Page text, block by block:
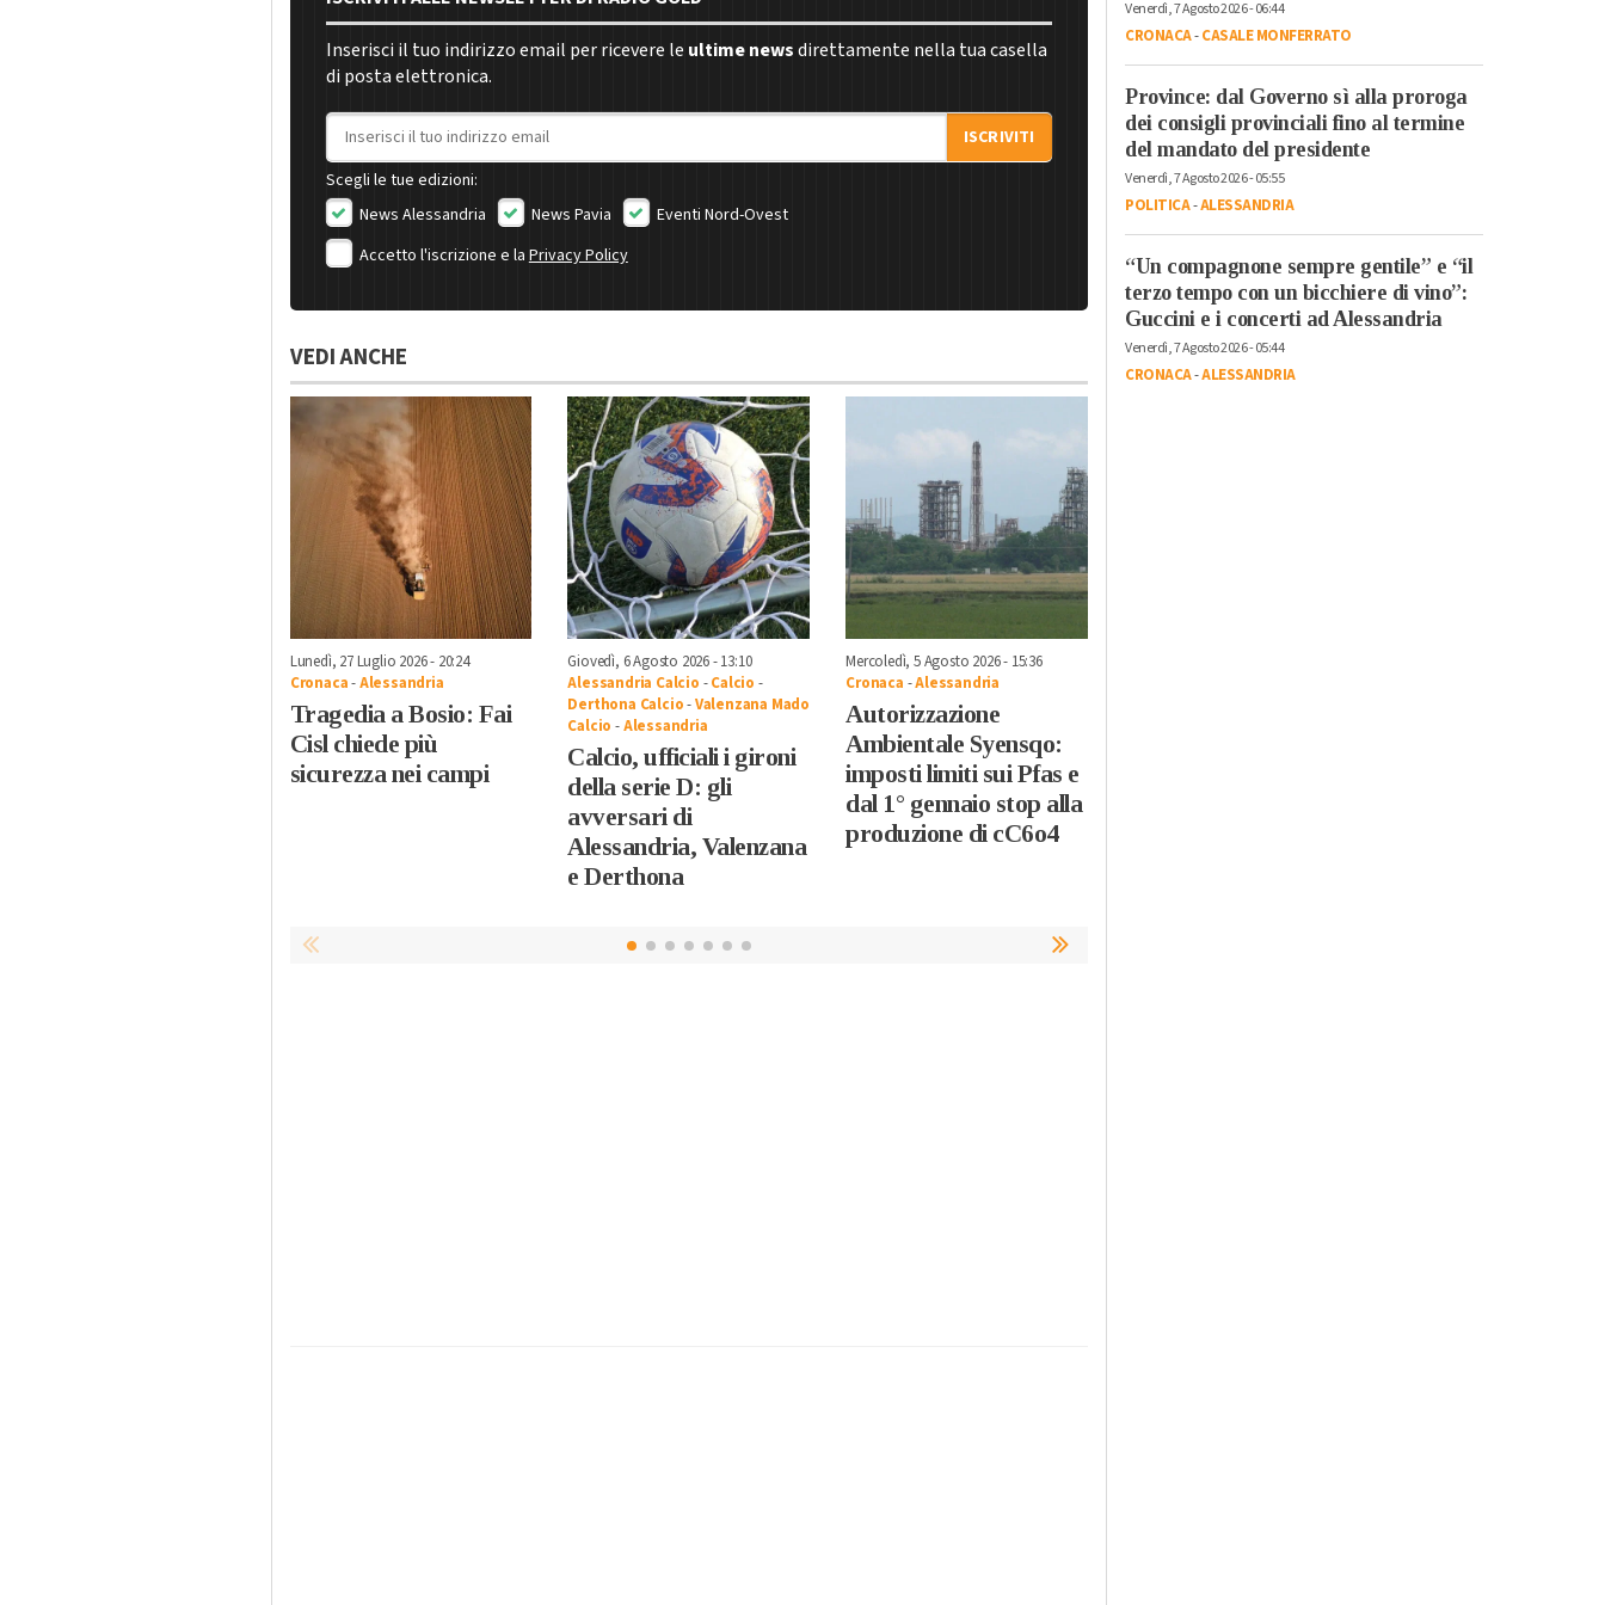
Inserisci il tuo indirizzo email per ricevere le ultime newsdirettamente nella tua casella
di posta elettronica.
Indirizzo email
ISCRIVITI
Scegli le tue edizioni:
News Alessandria
News Pavia
Eventi Nord-Ovest
Accetto l'iscrizione e laPrivacy Policy
VEDI ANCHE
Lunedì, 27 Luglio 2026 - 20:24
Cronaca-Alessandria
Tragedia a Bosio: Fai
Cisl chiede più
sicurezza nei campi
Giovedì, 6 Agosto 2026 - 13:10
Alessandria Calcio -Calcio -
Derthona Calcio-Valenzana Mado
Calcio -Alessandria
Calcio, ufficiali i gironi
della serie D: gli
avversari di
Alessandria, Valenzana
e Derthona
Mercoledì, 5 Agosto 2026 - 15:36
Cronaca -Alessandria
Autorizzazione
Ambientale Syensqo:
imposti limiti sui Pfas e
dal 1° gennaio stop alla
produzione di cC6o4
Venerdì, 7 Agosto 2026 - 06:44
CRONACA-CASALE MONFERRATO
Province: dal Governo sì alla proroga
dei consigli provinciali fino al termine
del mandato del presidente
Venerdì, 7 Agosto 2026 - 05:55
POLITICA-ALESSANDRIA
“Un compagnone sempre gentile” e “il
terzo tempo con un bicchiere di vino”:
Guccini e i concerti ad Alessandria
Venerdì, 7 Agosto 2026 - 05:44
CRONACA-ALESSANDRIA